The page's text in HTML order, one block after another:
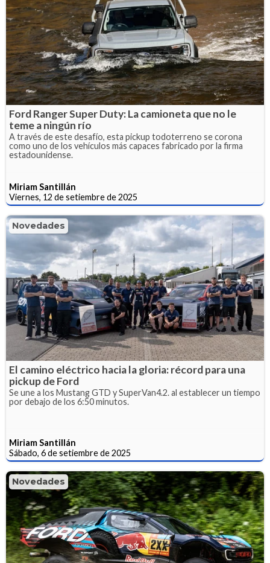
Ford Ranger Super Duty: La camioneta que no le
teme a ningún río
A través de este desafío, esta pickup todoterreno se corona
como uno de los vehículos más capaces fabricado por la firma
estadounidense.
Miriam Santillán
Viernes, 12 de setiembre de 2025
Novedades
El camino eléctrico hacia la gloria: récord para una
pickup de Ford
Se une a los Mustang GTD y SuperVan4.2. al establecer un tiempo
por debajo de los 6:50 minutos.
Miriam Santillán
Sábado, 6 de setiembre de 2025
Novedades